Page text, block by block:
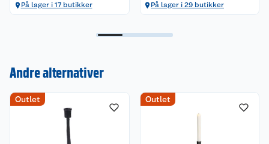
På lager i 17 butikker På lager i 29 butikker
Andre alternativer
Outlet Outlet
Om oss
Kundeservice
Kontakt oss
Angre- og returrett